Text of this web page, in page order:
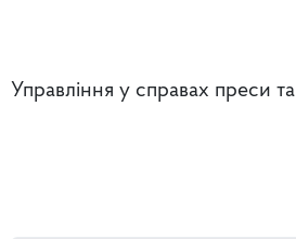
Управління у справах преси